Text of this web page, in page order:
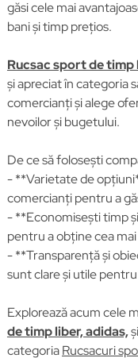
găsi cele mai
bani și timp prețios.
Rucsac sport de timp
și apreciat în categoria
comercianți și alege
nevoilor și bugetului.
De ce să folosești
- **Varietate de
comercianți pentru a
- **Economisești timp
pentru a obține cea
- **Transparență și
sunt clare și utile
Explorează acum cele
de timp liber, adidas,
categoriaRucsacuri